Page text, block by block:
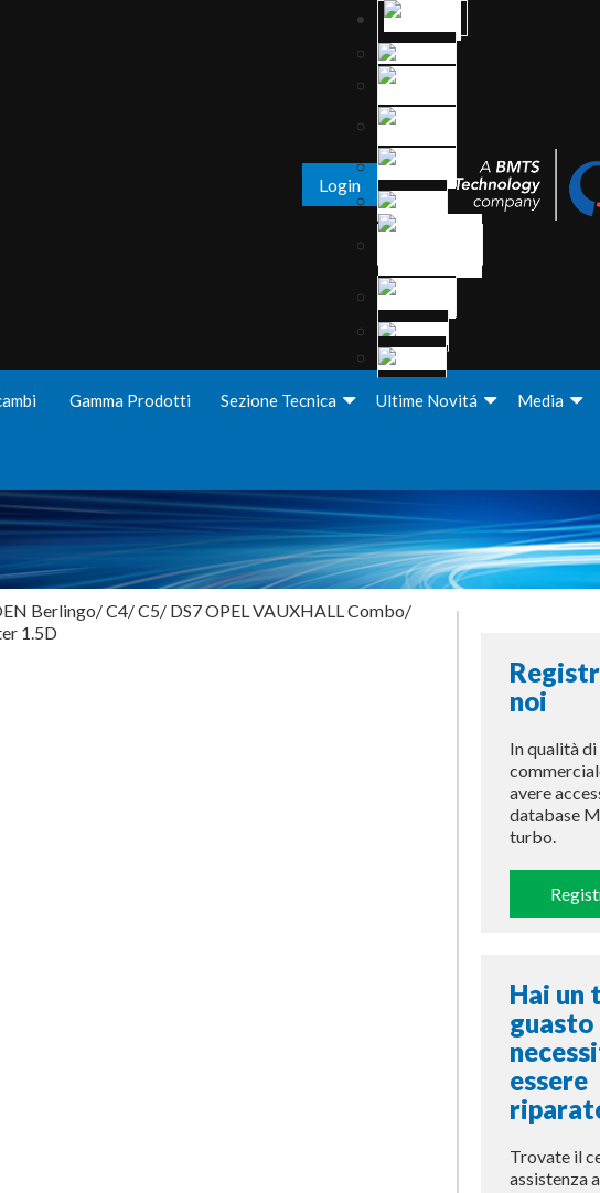
Login
Gamma Prodotti Sezione Tecnica Ultime Novitá Media
Berlingo/ C4/ C5/ DS7 OPEL VAUXHALL Combo/
1.5D
noi
In qualità
avere
database
turbo.
Hai un
guasto
essere
Trovate il
assistenza